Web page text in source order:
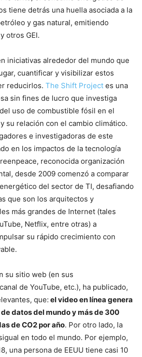
tiene detrás una huella asociada a la
y gas natural, emitiendo
otros GEI.
iniciativas alrededor del mundo que
cuantificar y visibilizar estos
reducirlos. The Shift Project es una
sin fines de lucro que investiga
uso de combustible fósil en el
su relación con el cambio climático.
e investigadoras de este
en los impactos de la tecnología
reconocida organización
desde 2009 comenzó a comparar
del sector de TI, desafiando
que son los arquitectos y
más grandes de Internet (tales
Netflix, entre otras) a
su rápido crecimiento con
su sitio web (en sus
de YouTube, etc.), ha publicado,
que: el video en línea genera
datos del mundo y más de 300
de CO2 por año. Por otro lado, la
en todo el mundo. Por ejemplo,
una persona de EEUU tiene casi 10